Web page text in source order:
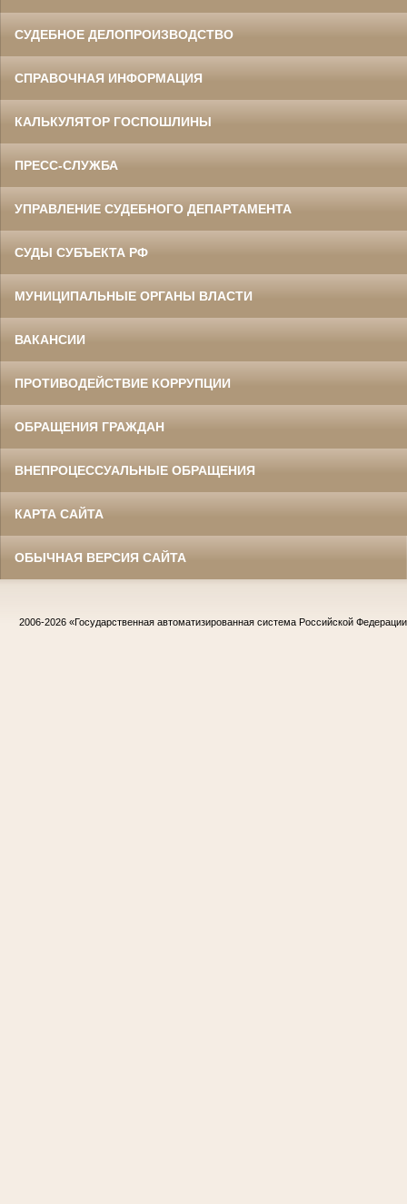
СУДЕБНОЕ ДЕЛОПРОИЗВОДСТВО
СПРАВОЧНАЯ ИНФОРМАЦИЯ
КАЛЬКУЛЯТОР ГОСПОШЛИНЫ
ПРЕСС-СЛУЖБА
УПРАВЛЕНИЕ СУДЕБНОГО ДЕПАРТАМЕНТА
СУДЫ СУБЪЕКТА РФ
МУНИЦИПАЛЬНЫЕ ОРГАНЫ ВЛАСТИ
ВАКАНСИИ
ПРОТИВОДЕЙСТВИЕ КОРРУПЦИИ
ОБРАЩЕНИЯ ГРАЖДАН
ВНЕПРОЦЕССУАЛЬНЫЕ ОБРАЩЕНИЯ
КАРТА САЙТА
ОБЫЧНАЯ ВЕРСИЯ САЙТА
2006-2026 «Государственная автоматизированная система Российской